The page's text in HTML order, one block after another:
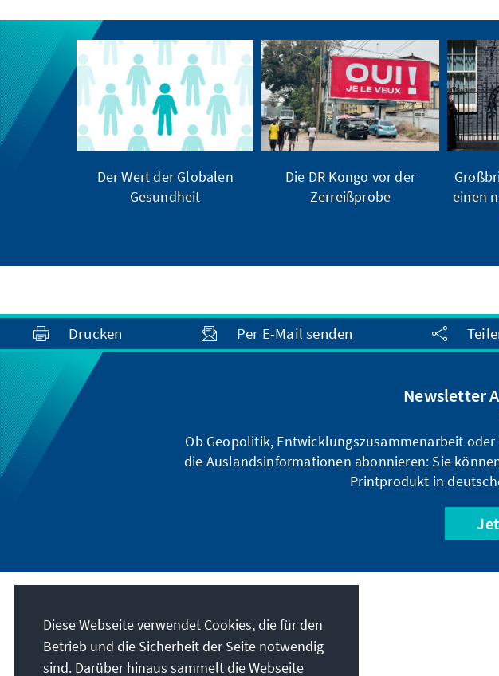
Der Wert der Globalen
Gesundheit
Die DR Kongo vor der
Zerreißprobe
einen
Drucken Per E-Mail senden
Newsletter
Ob Geopolitik, Entwicklungszusammenarbeit
die Auslandsinformationen abonnieren: Sie
Printprodukt in
Diese Webseite verwendet Cookies, die für den
Betrieb und die Sicherheit der Seite notwendig
sind. Darüber hinaus sammelt die Webseite